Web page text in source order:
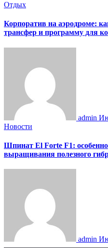
Отдых
Корпоратив на аэродроме:
трансфер и программу для
admin
Новости
Шпинат El Forte F1:
выращивания полезного
admin